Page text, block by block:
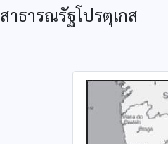
สาธารณรัฐโปรตุเกส